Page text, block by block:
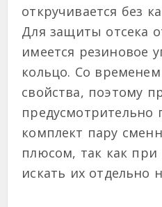
откручивается без
Для защиты отсека
имеется резиновое
кольцо. Со
свойства, поэтому
предусмотрительно
комплект пару
плюсом, так как при
искать их отдельно